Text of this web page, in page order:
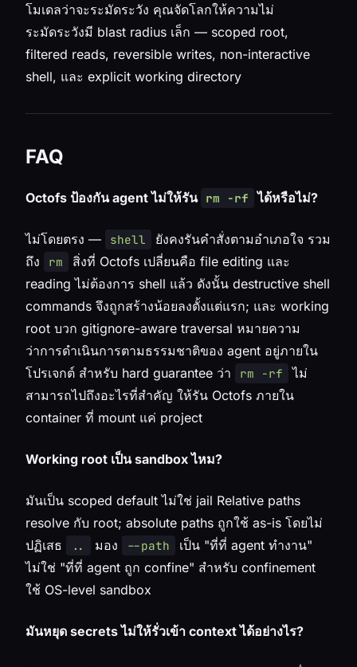
โมเดลว่าจะระมัดระวัง คุณจัดโลกให้ความไม่
ระมัดระวังมี blast radius เล็ก — scoped root,
filtered reads, reversible writes, non-interactive
shell, และ explicit working directory
FAQ
Octofs ป้องกัน agent ไม่ให้รัน rm -rf ได้หรือไม่?
ไม่โดยตรง — shell
ยังคงรันคำสั่งตามอำเภอใจ รวม
ถึง
rm สิ่งที่ Octofs เปลี่ยนคือ file editing และ
reading ไม่ต้องการ shell แล้ว ดังนั้น destructive shell
commands จึงถูกสร้างน้อยลงตั้งแต่แรก; และ working
root บวก gitignore-aware traversal หมายความ
ว่าการดำเนินการตามธรรมชาติของ agent อยู่ภายใน
โปรเจกต์ สำหรับ hard guarantee ว่า
rm -rf
ไม่
สามารถไปถึงอะไรที่สำคัญ ให้รัน Octofs ภายใน
container ที่ mount แค่ project
Working root เป็น sandbox ไหม?
มันเป็น scoped default ไม่ใช่ jail Relative paths
resolve กับ root; absolute paths ถูกใช้ as-is โดยไม่
ปฏิเสธ
.. มอง --path
เป็น "ที่ที่ agent ทำงาน"
ไม่ใช่ "ที่ที่ agent ถูก confine" สำหรับ confinement
ใช้ OS-level sandbox
มันหยุด secrets ไม่ให้รั่วเข้า context ได้อย่างไร?